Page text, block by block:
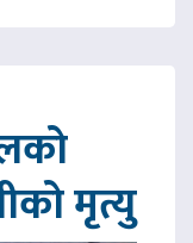
मृत्यु